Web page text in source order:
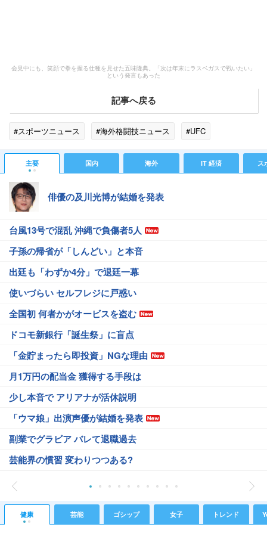
会見中にも、笑顔で拳を握る仕種を見せた五味隆典。「次は年末にラスベガスで戦いたい」
という発言もあった
記事へ戻る
#スポーツニュース #海外格闘技ニュース #UFC
主要 国内 海外 IT 経済 ス
俳優の及川光博が結婚を発表
台風13号で混乱 沖縄で負傷者5人
子孫の帰省が「しんどい」と本音
出廷も「わずか4分」で退廷一幕
使いづらい セルフレジに戸惑い
全国初 何者かがオービスを盗む
ドコモ新銀行「誕生祭」に盲点
「金貯まったら即投資」NGな理由
月1万円の配当金 獲得する手段は
少し本音で アリアナが活休説明
「ウマ娘」出演声優が結婚を発表
副業でグラビア バレて退職過去
芸能界の慣習 変わりつつある?
健康 芸能 ゴシップ 女子 トレンド